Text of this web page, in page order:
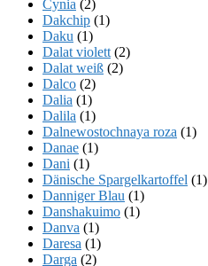
Cynia (2)
Dakchip (1)
Daku (1)
Dalat violett (2)
Dalat weiß (2)
Dalco (2)
Dalia (1)
Dalila (1)
Dalnewostochnaya roza (1)
Danae (1)
Dani (1)
Dänische Spargelkartoffel (1)
Danniger Blau (1)
Danshakuimo (1)
Danva (1)
Daresa (1)
Darga (2)